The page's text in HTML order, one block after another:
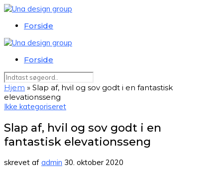
Forside
Forside
Hjem » Slap af, hvil og sov godt i en fantastisk
elevationsseng
Ikke kategoriseret
Slap af, hvil og sov godt i en
fantastisk elevationsseng
skrevet af admin 30. oktober 2020